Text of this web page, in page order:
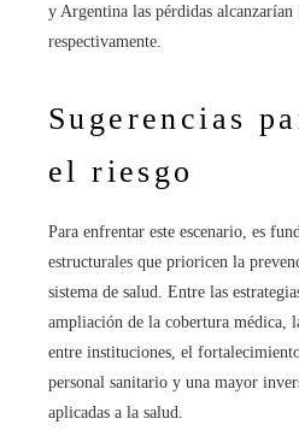
y Argentina las pérdidas
respectivamente.
Sugerencias
el riesgo
Para enfrentar este escenario, es
estructurales que prioricen la
sistema de salud. Entre las
ampliación de la cobertura médica,
entre instituciones, el
personal sanitario y una mayor
aplicadas a la salud.